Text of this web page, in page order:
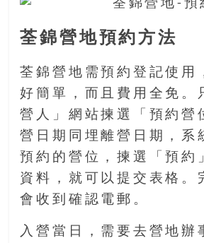
找
尋
樂
寶
藏。
一
同
抱
著
樂
觀
荃錦營地預約方法
荃錦營地需預約登記使用
好簡單，而且費用全免。
營人」網站揀選「預約營
營日期同埋離營日期，系
預約的營位，揀選「預約
資料，就可以提交表格。
會收到確認電郵。
入營當日，需要去營地辦